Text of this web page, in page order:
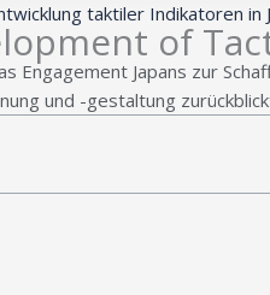
taktiler Indikatoren in
of
Engagement Japans zur
und -gestaltung